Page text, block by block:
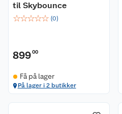
til Skybounce
☆☆☆☆☆ (0)
89900
Få på lager
På lager i 2 butikker